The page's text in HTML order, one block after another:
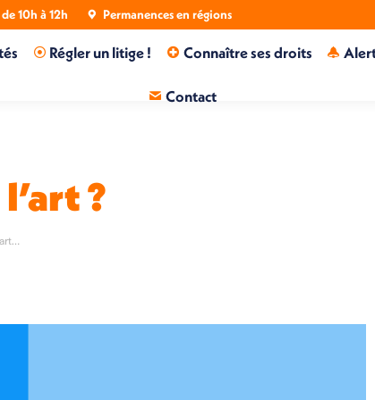
10h à 12h Permanences en régions
Régler un litige ! Connaître ses droits
Contact
?